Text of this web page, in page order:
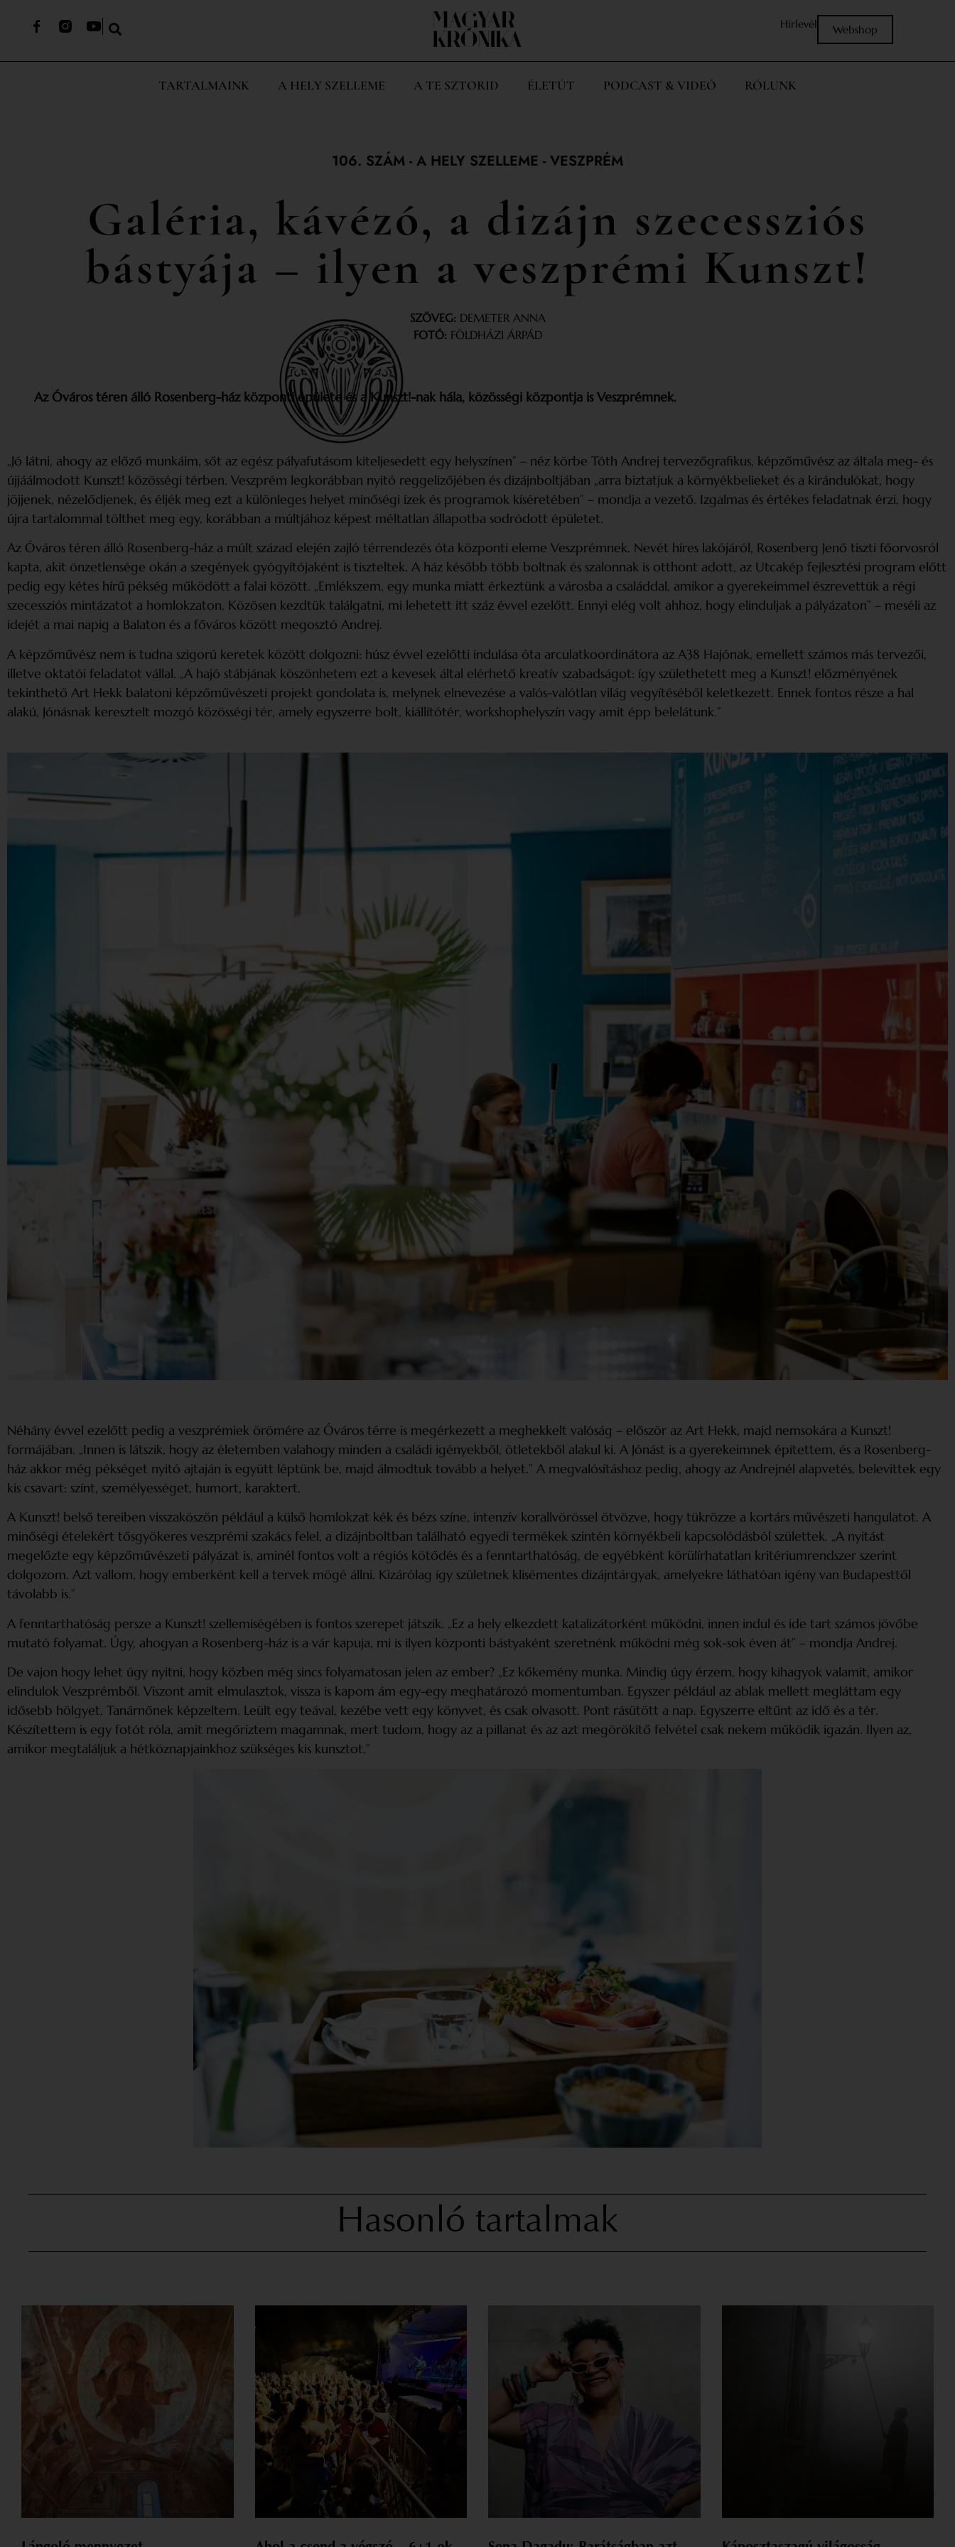
Hírlevél Webshop
TARTALMAINK A HELY SZELLEME A TE SZTORID ÉLETÚT PODCAST & VIDEÓ RÓLUNK
106. SZÁM - A HELY SZELLEME - VESZPRÉM
Galéria, kávézó, a dizájn szecessziós
bástyája – ilyen a veszprémi Kunszt!
SZÖVEG: DEMETER ANNA
FOTÓ: FÖLDHÁZI ÁRPÁD
Az Óváros téren álló Rosenberg-ház központi épülete és a Kunszt!-nak hála, közösségi központja is Veszprémnek.
„Jó látni, ahogy az előző munkáim, sőt az egész pályafutásom kiteljesedett egy helyszínen” – néz körbe Tóth Andrej tervezőgrafikus, képzőművész az általa meg- és
újjáálmodott Kunszt! közösségi térben. Veszprém legkorábban nyitó reggelizőjében és dizájnboltjában „arra biztatjuk a környékbelieket és a kirándulókat, hogy
jöjjenek, nézelődjenek, és éljék meg ezt a különleges helyet minőségi ízek és programok kíséretében” – mondja a vezető. Izgalmas és értékes feladatnak érzi, hogy
újra tartalommal tölthet meg egy, korábban a múltjához képest méltatlan állapotba sodródott épületet.
Az Óváros téren álló Rosenberg-ház a múlt század elején zajló térrendezés óta központi eleme Veszprémnek. Nevét híres lakójáról, Rosenberg Jenő tiszti főorvosról
kapta, akit önzetlensége okán a szegények gyógyítójaként is tiszteltek. A ház később több boltnak és szalonnak is otthont adott, az Utcakép fejlesztési program előtt
pedig egy kétes hírű pékség működött a falai között. „Emlékszem, egy munka miatt érkeztünk a városba a családdal, amikor a gyerekeimmel észrevettük a régi
szecessziós mintázatot a homlokzaton. Közösen kezdtük találgatni, mi lehetett itt száz évvel ezelőtt. Ennyi elég volt ahhoz, hogy elinduljak a pályázaton” – meséli az
idejét a mai napig a Balaton és a főváros között megosztó Andrej.
A képzőművész nem is tudna szigorú keretek között dolgozni: húsz évvel ezelőtti indulása óta arculat­koordinátora az A38 Hajónak, emellett számos más tervezői,
illetve oktatói feladatot vállal. „A hajó stábjának köszönhetem ezt a kevesek által elérhető kreatív szabadságot: így születhetett meg a Kunszt! előzményének
tekinthető Art Hekk balatoni képzőművészeti projekt gondolata is, melynek elnevezése a valós-valótlan világ vegyítéséből keletkezett. Ennek fontos része a hal
alakú, Jónásnak keresztelt mozgó közösségi tér, amely egyszerre bolt, kiállítótér, workshophelyszín vagy amit épp belelátunk.”
Néhány évvel ezelőtt pedig a veszprémiek örömére az Óváros térre is megérkezett a meghekkelt valóság – először az Art Hekk, majd nemsokára a Kunszt!
formájában. „Innen is látszik, hogy az életemben valahogy minden a családi igényekből, ötletekből alakul ki. A Jónást is a gyerekeimnek építettem, és a Rosenberg-
ház akkor még pékséget nyitó ajtaján is együtt léptünk be, majd álmodtuk tovább a helyet.” A megvalósításhoz pedig, ahogy az Andrejnél alapvetés, belevittek egy
kis csavart: színt, személyességet, humort, karaktert.
A Kunszt! belső tereiben visszaköszön például a külső homlokzat kék és bézs színe, intenzív korallvörössel ötvözve, hogy tükrözze a kortárs művészeti hangulatot. A
minőségi ételekért tősgyökeres veszprémi szakács felel, a dizájnboltban található egyedi termékek szintén környékbeli kapcsolódásból születtek. „A nyitást
megelőzte egy képzőművészeti pályázat is, aminél fontos volt a régiós kötődés és a fenntarthatóság, de egyébként körülírhatatlan kritériumrendszer szerint
dolgozom. Azt vallom, hogy emberként kell a tervek mögé állni. Kizárólag így születnek klisémentes dizájntárgyak, amelyekre láthatóan igény van Budapesttől
távolabb is.”
A fenntarthatóság persze a Kunszt! szellemiségében is fontos szerepet játszik. „Ez a hely elkezdett katalizátorként működni, innen indul és ide tart számos jövőbe
mutató folyamat. Úgy, ahogyan a Rosenberg-ház is a vár kapuja, mi is ilyen központi bástyaként szeretnénk működni még sok-sok éven át” – mondja Andrej.
De vajon hogy lehet úgy nyitni, hogy közben még sincs folyamatosan jelen az ember? „Ez kőkemény munka. Mindig úgy érzem, hogy kihagyok valamit, amikor
elindu­lok Veszprémből. Viszont amit elmulasztok, vissza is kapom ám egy-egy meghatározó momentumban. Egyszer például az ablak mellett megláttam egy
idősebb hölgyet. Tanárnőnek képzeltem. Leült egy teával, kezébe vett egy könyvet, és csak olvasott. Pont rásütött a nap. Egyszerre eltűnt az idő és a tér.
Készítettem is egy fotót róla, amit megőriztem magamnak, mert tudom, hogy az a pillanat és az azt megörökítő felvétel csak nekem működik igazán. Ilyen az,
amikor megtaláljuk a hétköznapjainkhoz szükséges kis kunsztot.”
Hasonló tartalmak